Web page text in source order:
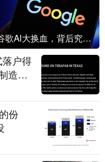
谷歌AI大换血，背后究竟发生了什么？
户得
造带
份